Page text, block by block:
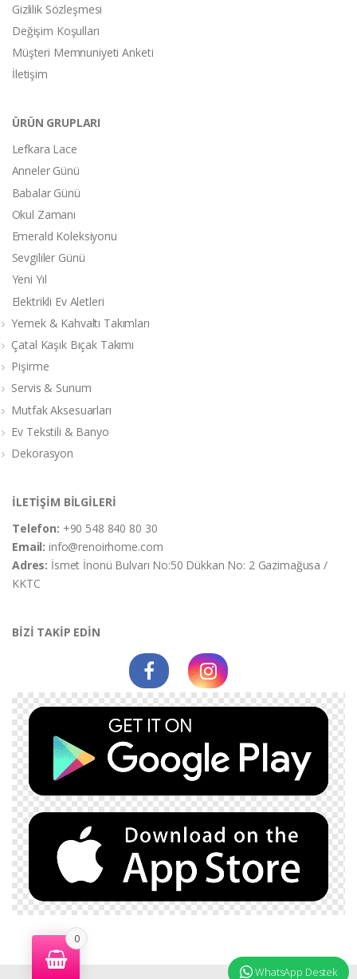
Gizlilik Sözleşmesi
Değişim Koşulları
Müşteri Memnuniyeti Anketi
İletişim
ÜRÜN GRUPLARI
Lefkara Lace
Anneler Günü
Babalar Günü
Okul Zamanı
Emerald Koleksiyonu
Sevgililer Günü
Yeni Yıl
Elektrikli Ev Aletleri
Yemek & Kahvaltı Takımları
Çatal Kaşık Bıçak Takımı
Pişirme
Servis & Sunum
Mutfak Aksesuarları
Ev Tekstili & Banyo
Dekorasyon
İLETİŞİM BİLGİLERİ
Telefon: +90 548 840 80 30
Email:info@renoirhome.com
Adres: İsmet İnonü Bulvarı No:50 Dükkan No: 2 Gazimağusa /
KKTC
BİZİ TAKİP EDİN
0
WhatsApp Destek